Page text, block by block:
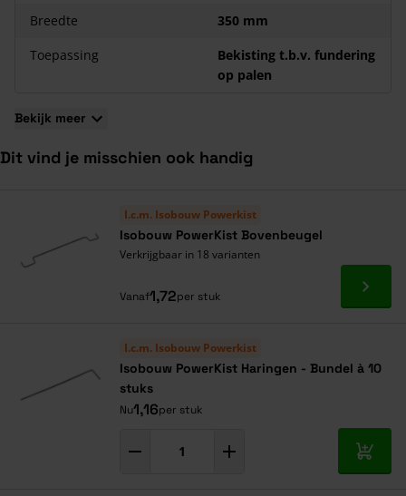
midden.
Geen wegvloeien van beton of lekwater door stevige messing-
De bodemplaten worden geleverd per pak van 4 stuks.
Breedte
350 mm
Toepassing
Bekisting t.b.v. fundering
op palen
Bekijk meer
Dit vind je misschien ook handig
I.c.m. Isobouw Powerkist
Isobouw PowerKist Bovenbeugel
Verkrijgbaar in 18 varianten
Vanaf1,72per stuk Ga
I.c.m. Isobouw Powerkist
Isobouw PowerKist Haringen - Bundel à 10
stuks
Nu1,16per stuk
In